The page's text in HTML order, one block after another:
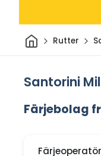
HemRutter
Santorini
Färjebolag
Färjeoperatör